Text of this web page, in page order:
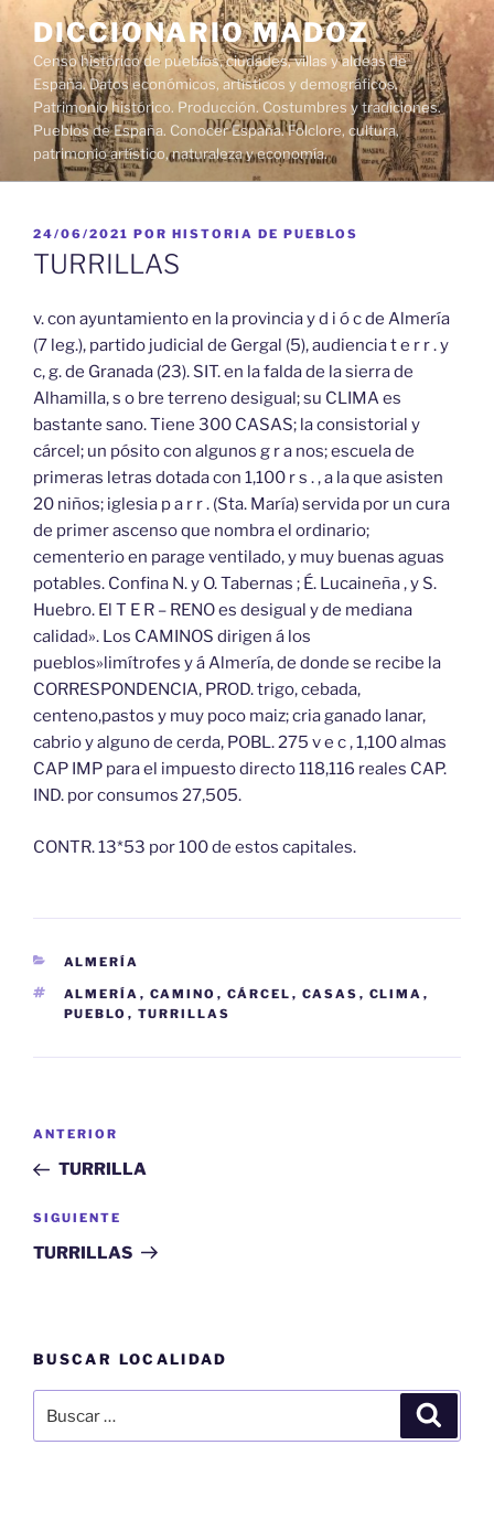
contenido
DICCIONARIO MADOZ
Censo histórico de pueblos, ciudades, villas y aldeas de
España. Datos económicos, artísticos y demográficos.
Patrimonio histórico. Producción. Costumbres y tradiciones.
Pueblos de España. Conocer España. Folclore, cultura,
patrimonio artístico, naturaleza y economía.
PUBLICADO
EL
24/06/2021 POR HISTORIA DE PUEBLOS
TURRILLAS
v. con ayuntamiento en la provincia y d i ó c de Almería
(7 leg.), partido judicial de Gergal (5), audiencia t e r r . y
c, g. de Granada (23). SIT. en la falda de la sierra de
Alhamilla, s o bre terreno desigual; su CLIMA es
bastante sano. Tiene 300 CASAS; la consistorial y
cárcel; un pósito con algunos g r a nos; escuela de
primeras letras dotada con 1,100 r s . , a la que asisten
20 niños; iglesia p a r r . (Sta. María) servida por un cura
de primer ascenso que nombra el ordinario;
cementerio en parage ventilado, y muy buenas aguas
potables. Confina N. y O. Tabernas ; É. Lucaineña , y S.
Huebro. El T E R – RENO es desigual y de mediana
calidad». Los CAMINOS dirigen á los
pueblos»limítrofes y á Almería, de donde se recibe la
CORRESPONDENCIA, PROD. trigo, cebada,
centeno,pastos y muy poco maiz; cria ganado lanar,
cabrio y alguno de cerda, POBL. 275 v e c , 1,100 almas
CAP IMP para el impuesto directo 118,116 reales CAP.
IND. por consumos 27,505.
CONTR. 13*53 por 100 de estos capitales.
CATEGORÍAS
ALMERÍA
ETIQUETAS
ALMERÍA , CAMINO , CÁRCEL , CASAS , CLIMA ,
PUEBLO , TURRILLAS
Navegación
entradas
Entrada
anterior:
ANTERIOR
TURRILLA
Siguiente
entrada
SIGUIENTE
TURRILLAS
BUSCAR LOCALIDAD
por: